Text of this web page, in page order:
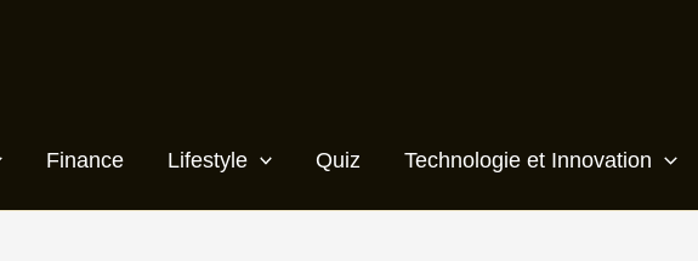
Finance Lifestyle Quiz Technologie et Innovation